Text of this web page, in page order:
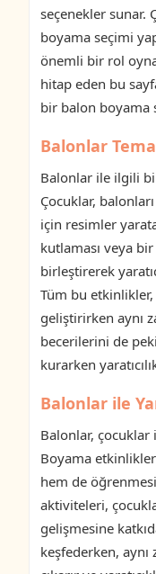
seçenekler sunar.
boyama seçimi
önemli bir rol
hitap eden bu
bir balon boyama
Balonlar
Balonlar ile ilgili
Çocuklar,
için resimler
kutlaması veya
birleştirerek
Tüm bu
geliştirirken aynı
becerilerini de
kurarken
Balonlar ile
Balonlar, çocuklar
Boyama
hem de
aktiviteleri,
gelişmesine
keşfederken,